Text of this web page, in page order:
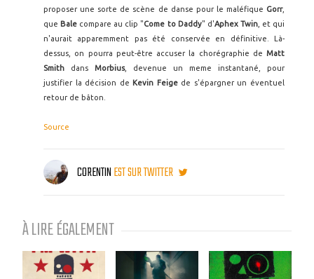
proposer une sorte de scène de danse pour le maléfique Gorr,
que Bale compare au clip "Come to Daddy" d'Aphex Twin, et qui
n'aurait apparemment pas été conservée en définitive. Là-
dessus, on pourra peut-être accuser la chorégraphie de Matt
Smith dans Morbius, devenue un meme instantané, pour
justifier la décision de Kevin Feigede s'épargner un éventuel
retour de bâton.
Source
CORENTINEST SUR TWITTER
À LIRE ÉGALEMENT